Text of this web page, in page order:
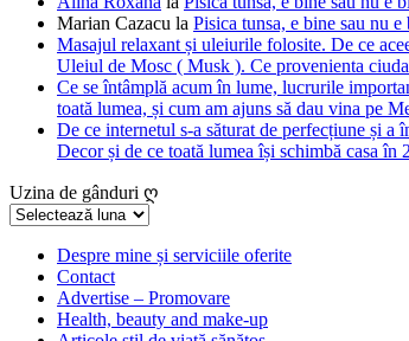
Marian Cazacu la Pisica tunsa, e bine sau nu
Masajul relaxant și uleiurile folosite. De ce
Uleiul de Mosc ( Musk ). Ce provenienta
Ce se întâmplă acum în lume, lucrurile
toată lumea, și cum am ajuns să dau vina pe
De ce internetul s-a săturat de perfecțiune și
Decor și de ce toată lumea își schimbă casa în
Uzina de gânduri ღ
Uzina
gânduriDespre mine și serviciile oferite
Contact
Advertise – Promovare
Health, beauty and make-up